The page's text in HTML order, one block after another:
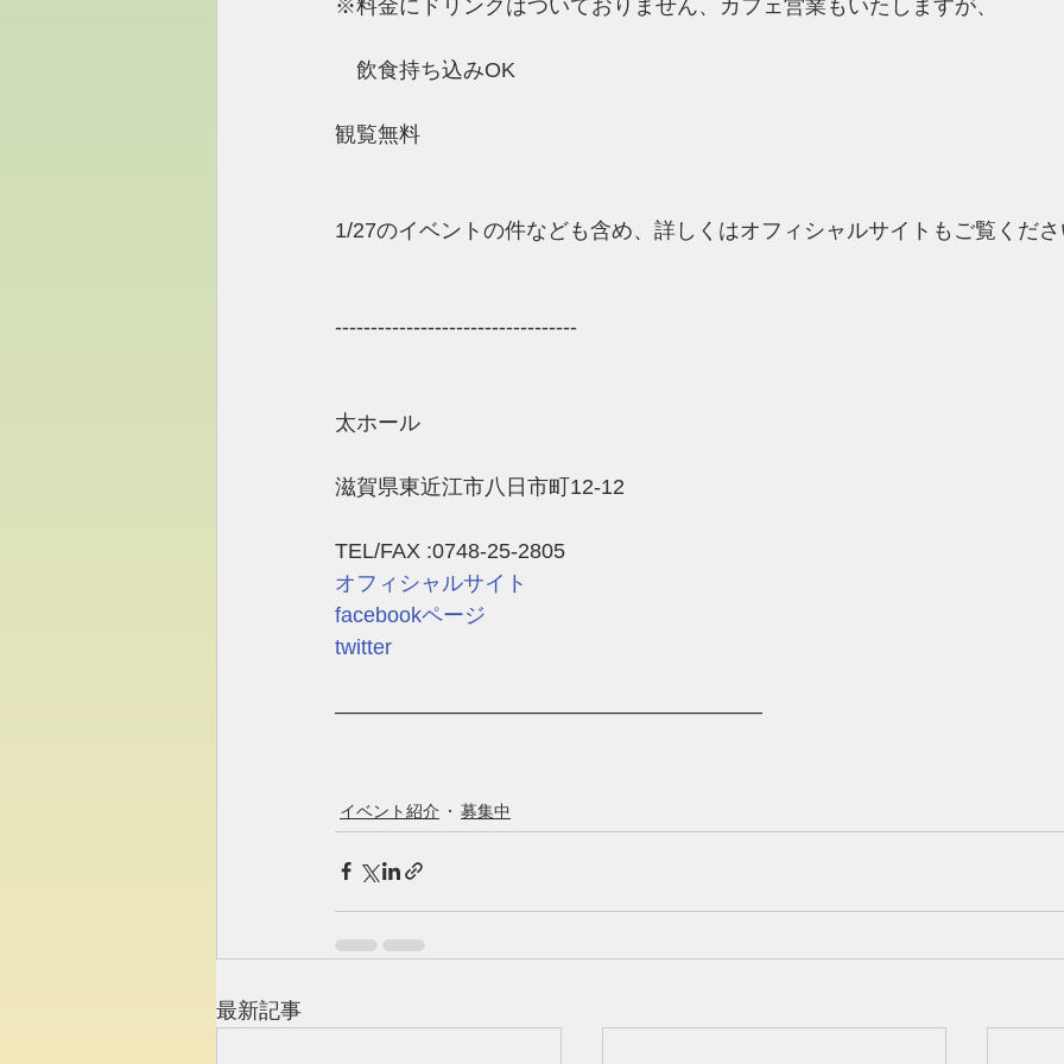
※料金にドリンクはついておりません、カフェ営業もいたしますが、
飲食持ち込みOK
観覧無料
1/27のイベントの件なども含め、詳しくはオフィシャルサイトもご覧くださ
----------------------------------
太ホール
滋賀県東近江市八日市町12-12
TEL/FAX :0748-25-2805
オフィシャルサイト
facebookページ
twitter
――――――――――――――――――――
イベント紹介 募集中
最新記事